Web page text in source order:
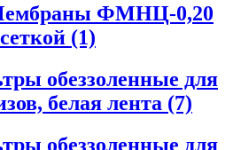
ФМНЦ-0,20
(1)
обеззоленные для
белая лента (7)
обеззоленные для